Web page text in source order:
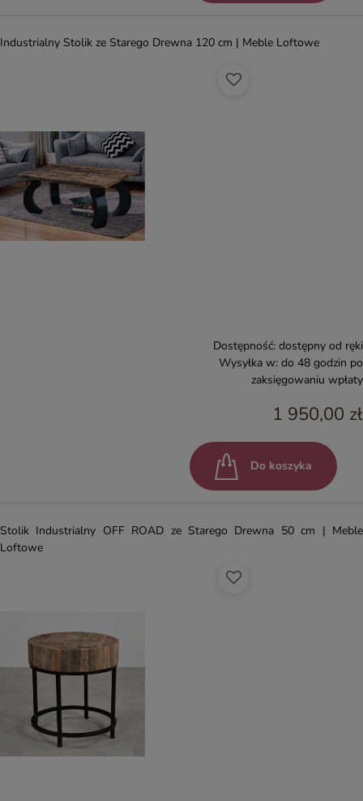
Industrialny Stolik ze Starego Drewna 120 cm | Meble Loftowe
Dostępność: dostępny od ręki
Wysyłka w: do 48 godzin po
zaksięgowaniu wpłaty
1 950,00 zł
Do koszyka
Stolik Industrialny OFF ROAD ze Starego Drewna 50 cm | Meble
Loftowe